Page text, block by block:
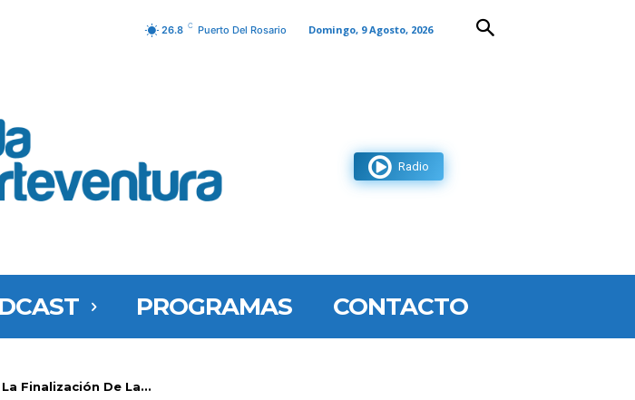
26.8 C Puerto Del Rosario Domingo, 9 Agosto, 2026
Radio
PROGRAMAS CONTACTO
Finalización De La...